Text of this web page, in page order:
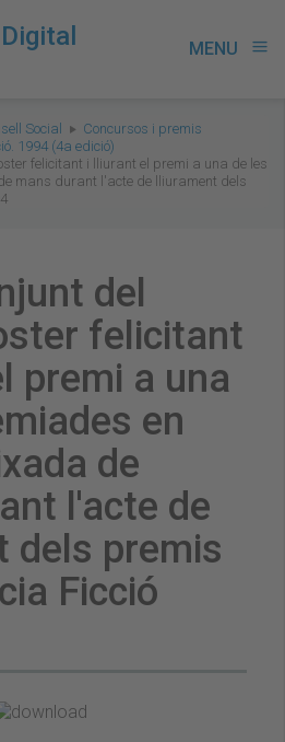
MENU menu
Social
Concursos i premis
1994 (4a edició)
felicitant i lliurant el premi a una de les
mans durant l'acte de lliurament dels
del
felicitant
premi a una
en
de
l'acte de
dels premis
Ficció